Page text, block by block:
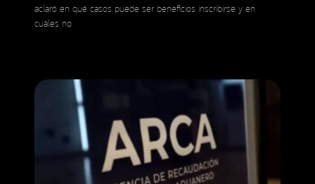
aclaró en qué casos puede ser beneficios inscribirse y en
cuáles no